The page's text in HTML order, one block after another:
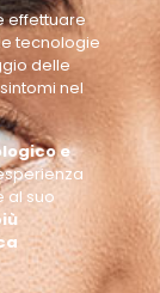
effettuare
tecnologie
delle
nel
e
al suo